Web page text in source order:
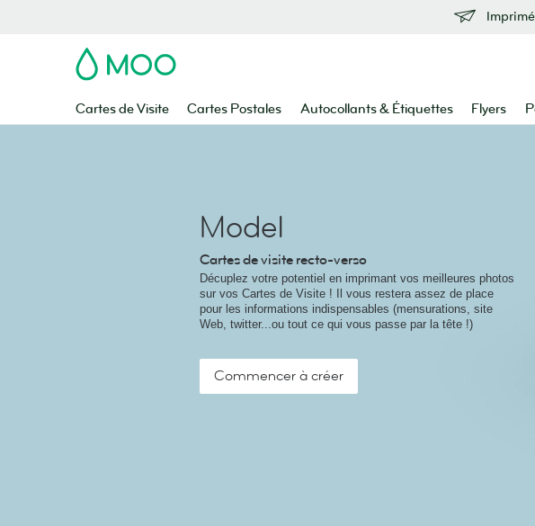
MOO
Cartes de Visite Cartes Postales Autocollants & Étiquettes Flyers
Model
Cartes de visite recto-verso
Décuplez votre potentiel en imprimant vos meilleures photos
sur vos Cartes de Visite ! Il vous restera assez de place
pour les informations indispensables (mensurations, site
Web, twitter...ou tout ce qui vous passe par la tête !)
Commencer à créer